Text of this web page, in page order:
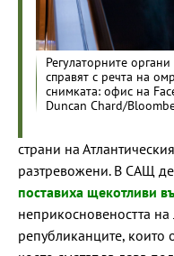
Регулаторните
справят с речта на
снимката: офис на
Duncan Chard/
страни на
разтревожени. В САЩ
поставиха щекотливи
неприкосновеността
републиканците, които